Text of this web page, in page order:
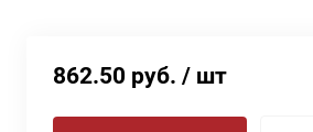
862.50 руб. / шт